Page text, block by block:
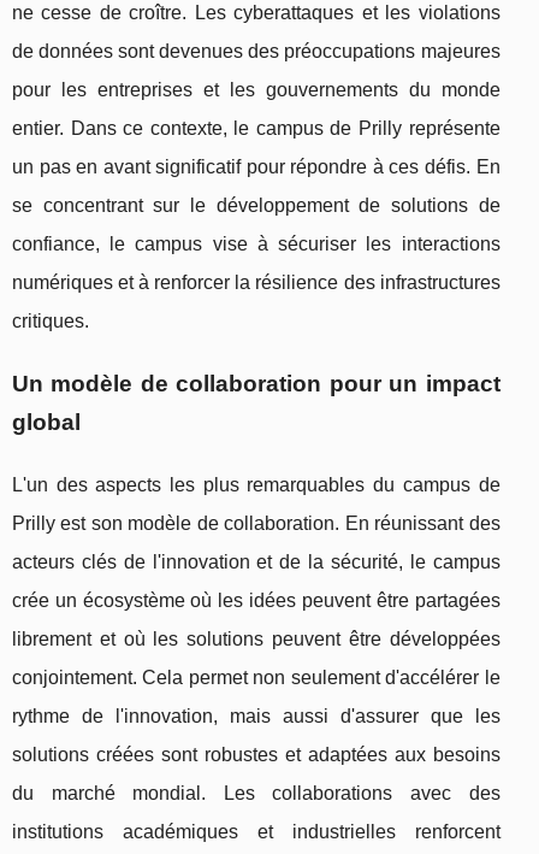
ne cesse de croître. Les cyberattaques et les violations
de données sont devenues des préoccupations majeures
pour les entreprises et les gouvernements du monde
entier. Dans ce contexte, le campus de Prilly représente
un pas en avant significatif pour répondre à ces défis. En
se concentrant sur le développement de solutions de
confiance, le campus vise à sécuriser les interactions
numériques et à renforcer la résilience des infrastructures
critiques.
Un modèle de collaboration pour un impact
global
L'un des aspects les plus remarquables du campus de
Prilly est son modèle de collaboration. En réunissant des
acteurs clés de l'innovation et de la sécurité, le campus
crée un écosystème où les idées peuvent être partagées
librement et où les solutions peuvent être développées
conjointement. Cela permet non seulement d'accélérer le
rythme de l'innovation, mais aussi d'assurer que les
solutions créées sont robustes et adaptées aux besoins
du marché mondial. Les collaborations avec des
institutions académiques et industrielles renforcent